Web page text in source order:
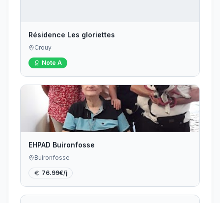
Résidence Les gloriettes
Crouy
Note A
EHPAD Buironfosse
Buironfosse
76.99€/j